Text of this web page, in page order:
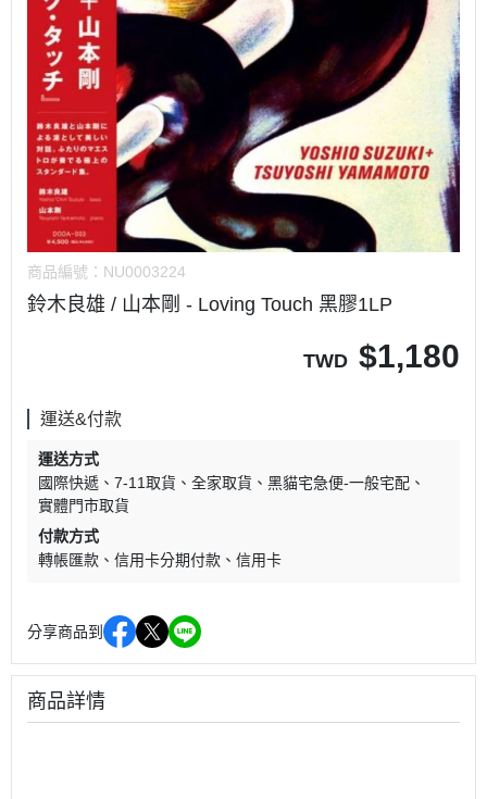
商品編號： NU0003224
鈴木良雄 / 山本剛 - Loving Touch 黑膠1LP
TWD $1,180
運送&付款
運送方式
國際快遞
7-11取貨 全家取貨
黑貓宅急便-一般宅配
實體門市取貨
付款方式
轉帳匯款
信用卡分期付款 信用卡
分享商品到
商品詳情